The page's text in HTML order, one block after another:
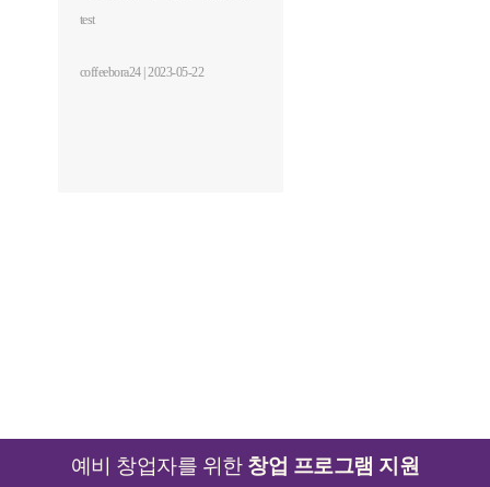
test
coffeebora24 | 2023-05-22
예비 창업자를 위한 창업 프로그램 지원